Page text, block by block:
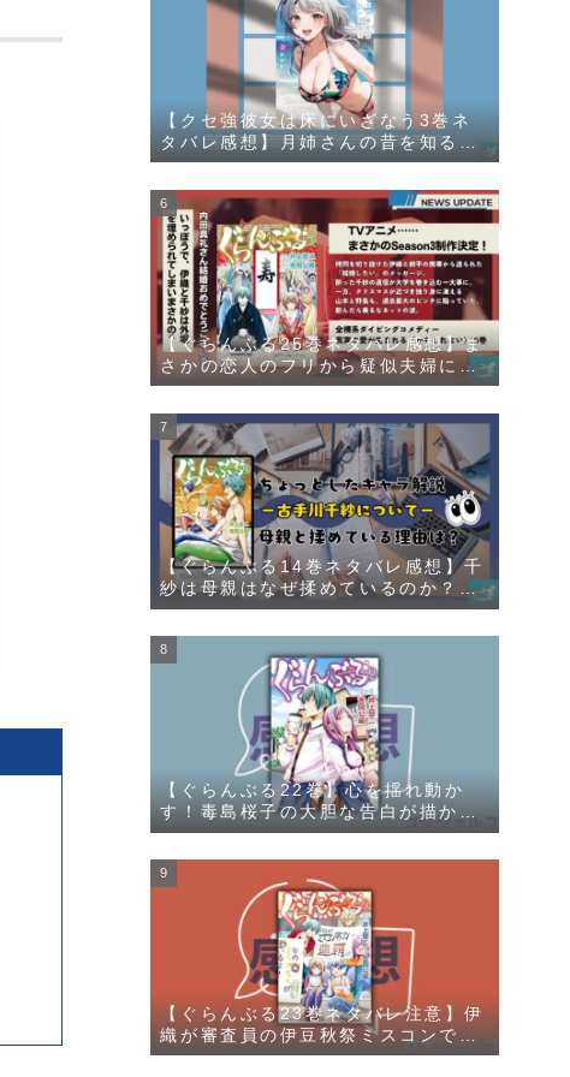
【クセ強彼女は床にいざなう3巻ネ
タバレ感想】月姉さんの昔を知るチ
ャラ男登場に嬌声の秘密が明らか
【ぐらんぶる25巻ネタバレ感想】ま
さかの恋人のフリから疑似夫婦にラ
ンクアップ！？
【ぐらんぶる14巻ネタバレ感想】千
紗は母親はなぜ揉めているのか？そ
の理由が明かされる
【ぐらんぶる22巻】心を揺れ動か
す！毒島桜子の大胆な告白が描かれ
る
【ぐらんぶる23巻ネタバレ注意】伊
織が審査員の伊豆秋祭ミスコンで千
紗と愛菜の勝負が描かれる